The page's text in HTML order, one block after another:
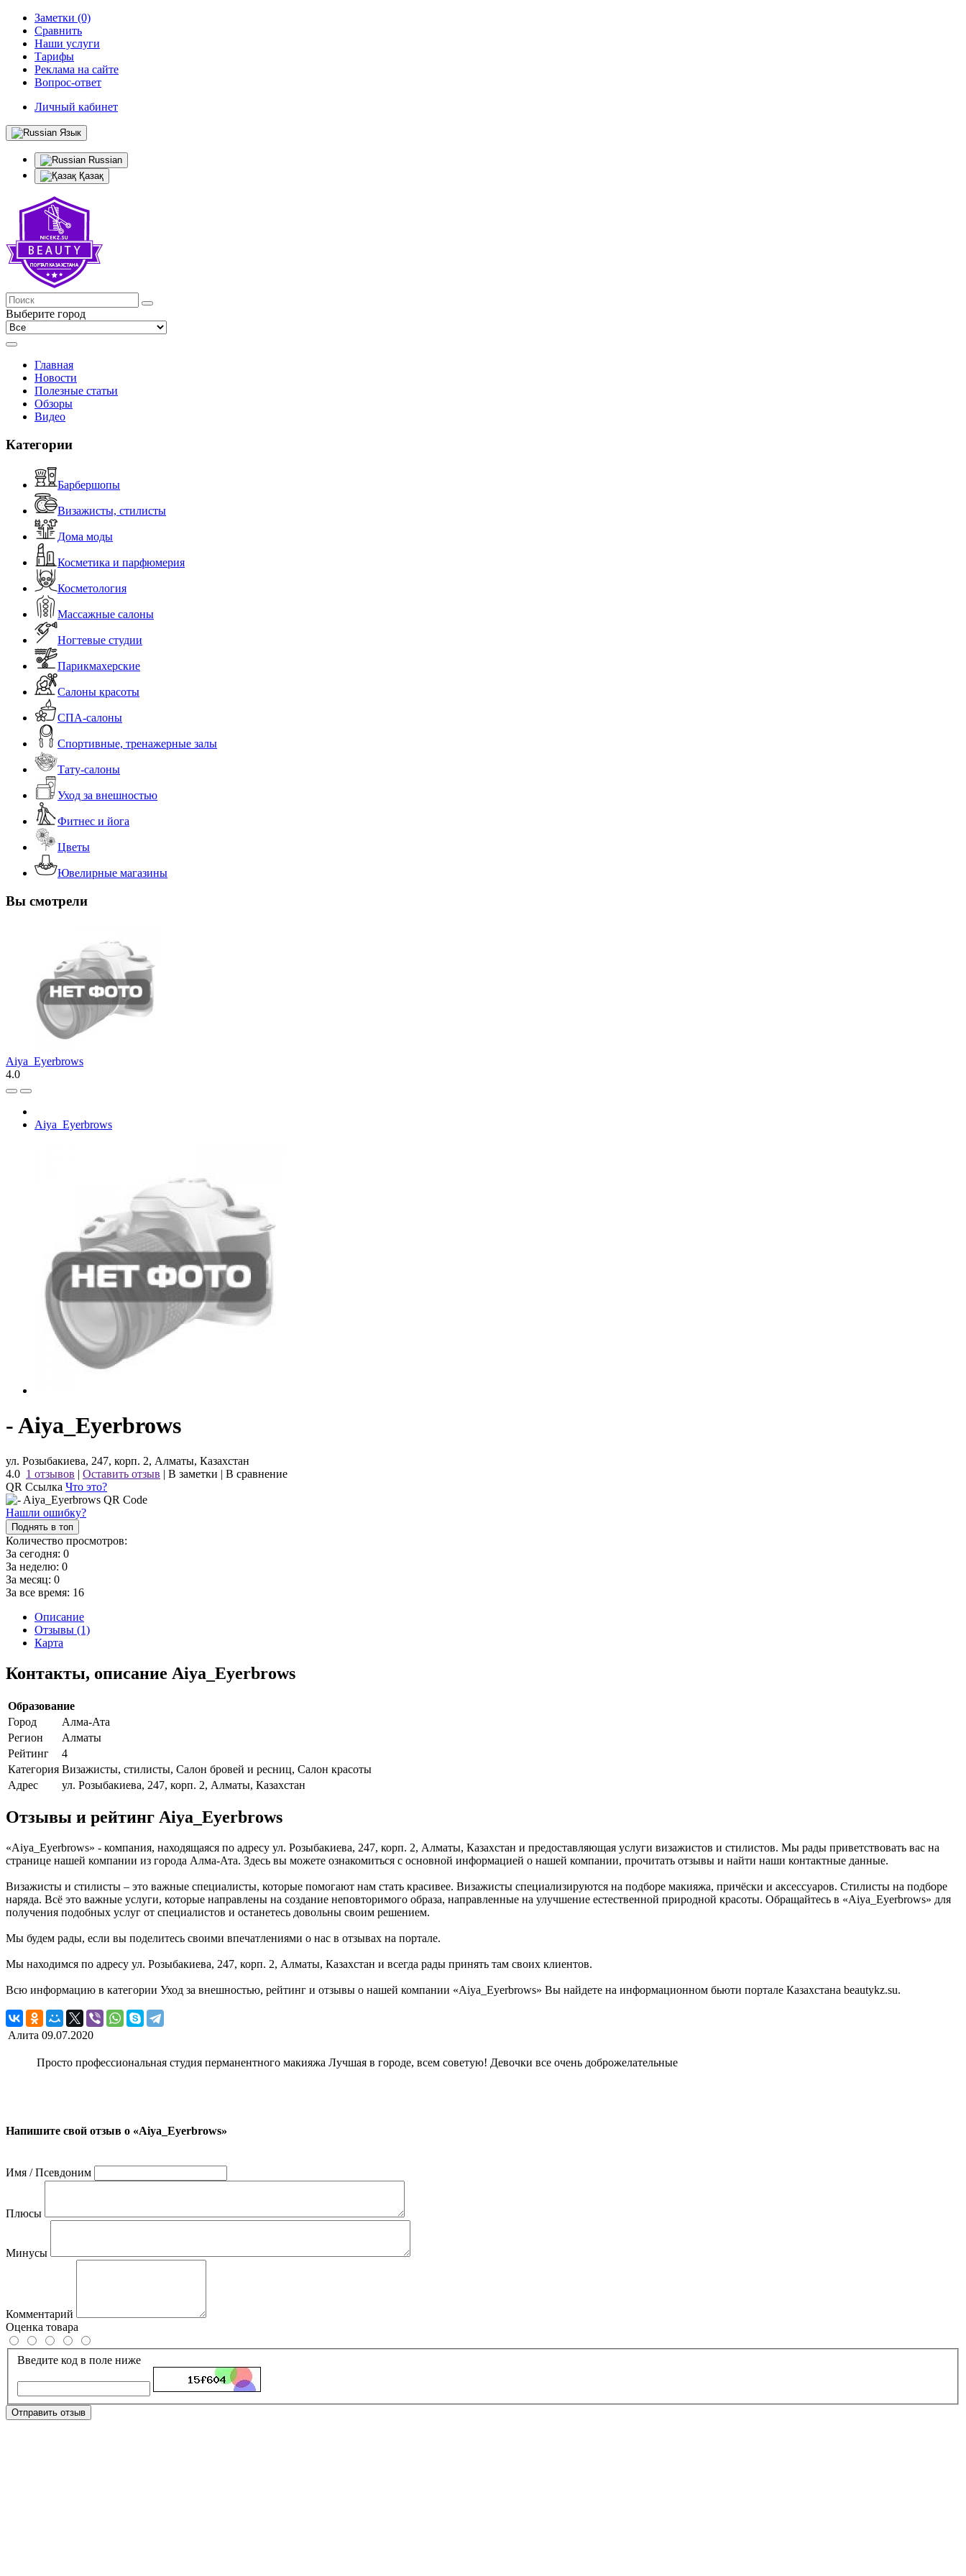
Заметки (0)
Сравнить
Наши услуги
Тарифы
Реклама на сайте
Вопрос-ответ
Личный кабинет
Язык
Russian
Қазақ
Выберите город
Главная
Новости
Полезные статьи
Обзоры
Видео
Категории
Барбершопы
Визажисты, стилисты
Дома моды
Косметика и парфюмерия
Косметология
Массажные салоны
Ногтевые студии
Парикмахерские
Салоны красоты
СПА-салоны
Спортивные, тренажерные залы
Тату-салоны
Уход за внешностью
Фитнес и йога
Цветы
Ювелирные магазины
Вы смотрели
Aiya_Eyerbrows
4.0
Aiya_Eyerbrows
- Aiya_Eyerbrows
ул. Розыбакиева, 247, корп. 2, Алматы, Казахстан
4.0 1 отзывов | Оставить отзыв | В заметки | В сравнение
QR Ссылка Что это?
Нашли ошибку?
Поднять в топ
Количество просмотров:
За сегодня: 0
За неделю: 0
За месяц: 0
За все время: 16
Описание
Отзывы (1)
Карта
Контакты, описание Aiya_Eyerbrows
Образование
Город
Алма-Ата
Регион
Алматы
Рейтинг
4
Категория Визажисты, стилисты, Салон бровей и ресниц, Салон красоты
Адрес
ул. Розыбакиева, 247, корп. 2, Алматы, Казахстан
Отзывы и рейтинг Aiya_Eyerbrows
«Aiya_Eyerbrows» - компания, находящаяся по адресу ул. Розыбакиева, 247, корп. 2, Алматы, Казахстан и предоставляющая услуги визажистов и стилистов. Мы рады приветствовать вас на
странице нашей компании из города Алма-Ата. Здесь вы можете ознакомиться с основной информацией о нашей компании, прочитать отзывы и найти наши контактные данные.
Визажисты и стилисты – это важные специалисты, которые помогают нам стать красивее. Визажисты специализируются на подборе макияжа, причёски и аксессуаров. Стилисты на подборе
наряда. Всё это важные услуги, которые направлены на создание неповторимого образа, направленные на улучшение естественной природной красоты. Обращайтесь в «Aiya_Eyerbrows» для
получения подобных услуг от специалистов и останетесь довольны своим решением.
Мы будем рады, если вы поделитесь своими впечатлениями о нас в отзывах на портале.
Мы находимся по адресу ул. Розыбакиева, 247, корп. 2, Алматы, Казахстан и всегда рады принять там своих клиентов.
Всю информацию в категории Уход за внешностью, рейтинг и отзывы о нашей компании «Aiya_Eyerbrows» Вы найдете на информационном бьюти портале Казахстана beautykz.su.
Алита 09.07.2020
Просто профессиональная студия перманентного макияжа Лучшая в городе, всем советую! Девочки все очень доброжелательные
Напишите свой отзыв о «Aiya_Eyerbrows»
Имя / Псевдоним
Плюсы
Минусы
Комментарий
Оценка товара
Введите код в поле ниже
Отправить отзыв